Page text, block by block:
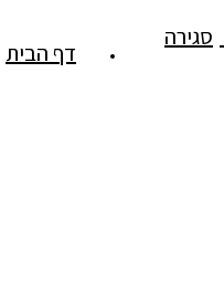
דף הבית
סגירה